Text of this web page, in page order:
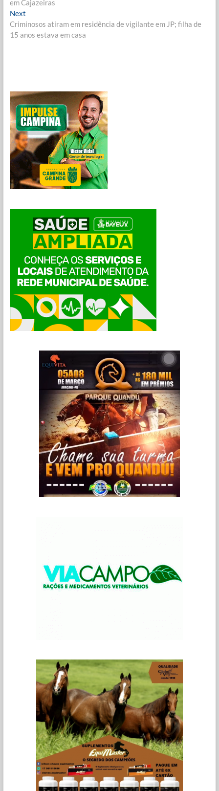
Post
em Cajazeiras
NextNext
post:
Criminosos atiram em residência de vigilante em JP; filha de
15 anos estava em casa